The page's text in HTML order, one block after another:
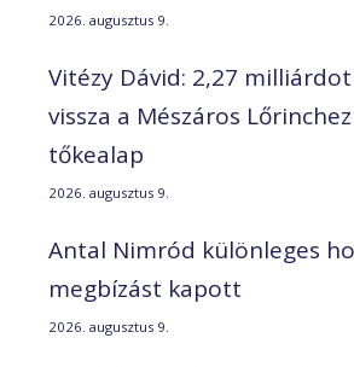
2026. augusztus 9.
Vitézy Dávid: 2,27
vissza a Mészáros
tőkealap
2026. augusztus 9.
Antal Nimród különleges
megbízást kapott
2026. augusztus 9.